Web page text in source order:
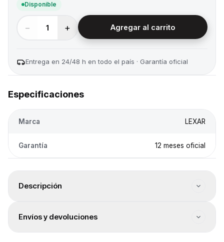
Disponible
− 1 + Agregar al carrito
Entrega en 24/48 h en todo el país · Garantía oficial
Especificaciones
Marca LEXAR
Garantía 12 meses oficial
Descripción
conexión: SATA III. Velocidad de lectura máxima:
Envíos y devoluciones